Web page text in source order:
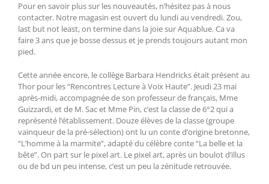
Pour en savoir plus sur les nouveautés, n’hésitez pas à nous
contacter. Notre magasin est ouvert du lundi au vendredi. Zou,
last but not least, on termine dans la joie sur Aquablue. Ca va
faire 3 ans que je bosse dessus et je prends toujours autant mon
pied.
Cette année encore, le collège Barbara Hendricks était présent au
Thor pour les “Rencontres Lecture à Voix Haute”. Jeudi 23 mai
après-midi, accompagnée de son professeur de français, Mme
Guizzardi, et de M. Sac et Mme Pin, c’est la classe de 6°2 qui a
représenté l’établissement. Douze élèves de la classe (groupe
vainqueur de la pré-sélection) ont lu un conte d’origine bretonne,
“L’homme à la marmite”, adapté du célèbre conte “La belle et la
bête”. On part sur le pixel art. Le pixel art, après un boulot d’illus
ou de bd un peu intense, c’est un peu la zénitude retrouvée.